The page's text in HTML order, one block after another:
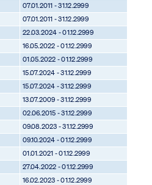
07.01.2011 - 31.12.2999
07.01.2011 - 31.12.2999
22.03.2024 - 01.12.2999
16.05.2022 - 01.12.2999
01.05.2022 - 01.12.2999
15.07.2024 - 31.12.2999
15.07.2024 - 31.12.2999
13.07.2009 - 31.12.2999
02.06.2015 - 31.12.2999
09.08.2023 - 31.12.2999
09.10.2024 - 01.12.2999
01.01.2021 - 01.12.2999
27.04.2022 - 01.12.2999
16.02.2023 - 01.12.2999